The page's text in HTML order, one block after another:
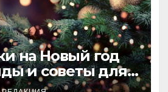
на Новый год
и советы для
праздника